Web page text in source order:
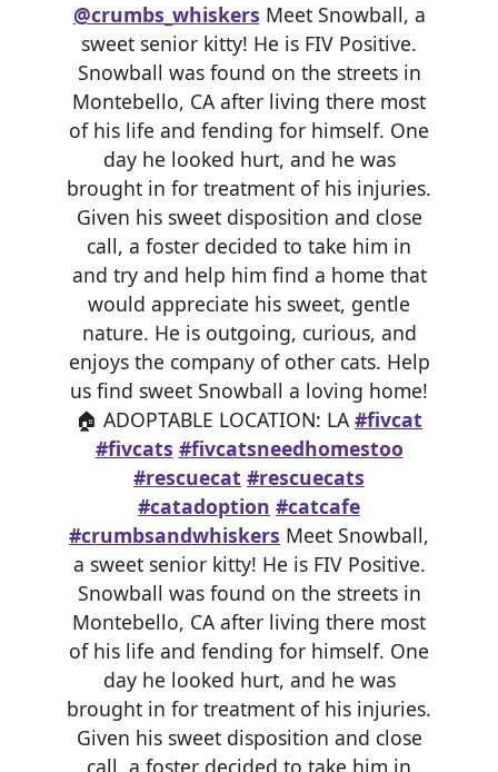
@crumbs_whiskers Meet Snowball, a
sweet senior kitty! He is FIV Positive.
Snowball was found on the streets in
Montebello, CA after living there most
of his life and fending for himself. One
day he looked hurt, and he was
brought in for treatment of his injuries.
Given his sweet disposition and close
call, a foster decided to take him in
and try and help him find a home that
would appreciate his sweet, gentle
nature. He is outgoing, curious, and
enjoys the company of other cats. Help
us find sweet Snowball a loving home!
🏠 ADOPTABLE LOCATION: LA #fivcat
#fivcats #fivcatsneedhomestoo
#rescuecat #rescuecats
#catadoption #catcafe
#crumbsandwhiskers Meet Snowball,
a sweet senior kitty! He is FIV Positive.
Snowball was found on the streets in
Montebello, CA after living there most
of his life and fending for himself. One
day he looked hurt, and he was
brought in for treatment of his injuries.
Given his sweet disposition and close